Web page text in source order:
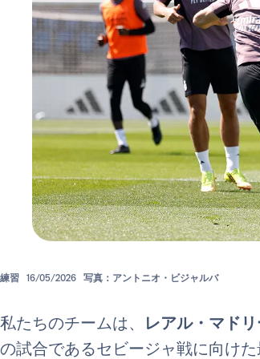
練習 16/05/2026 写真：アントニオ・ビジャルバ
私たちのチームは、 レアル・マド
の試合であるセビージャ戦に向け